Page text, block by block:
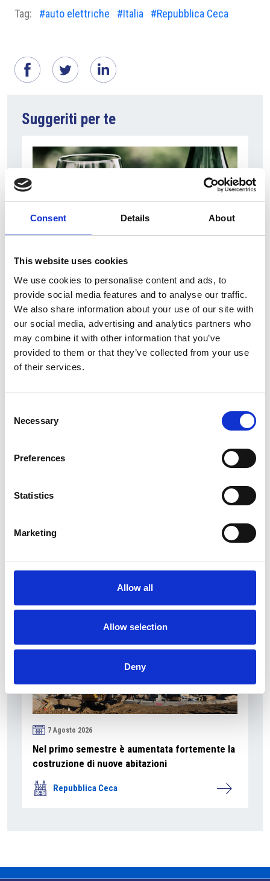
Consent Details About
This website uses cookies
We use cookies to personalise content and ads, to
provide social media features and to analyse our traffic.
We also share information about your use of our site with
our social media, advertising and analytics partners who
may combine it with other information that you’ve
provided to them or that they’ve collected from your use
of their services.
Selection
Necessary
Preferences
Statistics
Marketing
Allow all
Allow selection
Deny
Tag: #auto elettriche #Italia #Repubblica Ceca
Suggeriti per te
Il vino italiano rimane leader sul mercato ceco
Repubblica Ceca
semestre
Repubblica Ceca
7 Agosto 2026
Nel primo semestre è aumentata fortemente la
costruzione di nuove abitazioni
Repubblica Ceca